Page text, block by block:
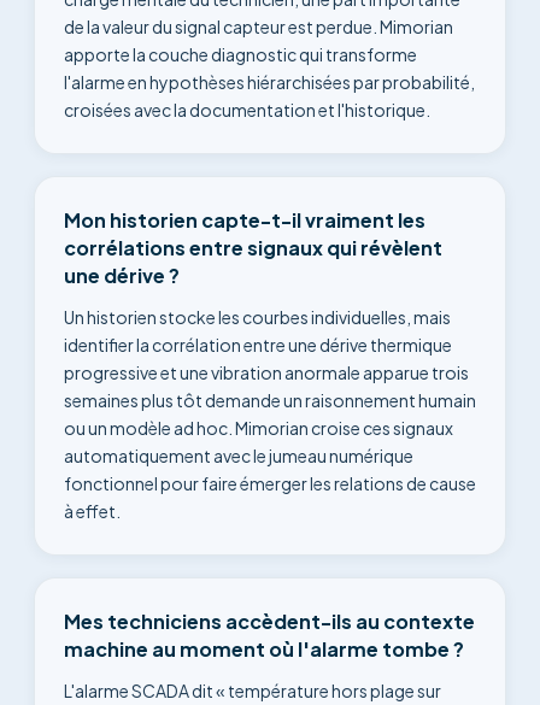
de la valeur du signal capteur est perdue. Mimorian
apporte la couche diagnostic qui transforme
l'alarme en hypothèses hiérarchisées par probabilité,
croisées avec la documentation et l'historique.
Mon historien capte-t-il vraiment les
corrélations entre signaux qui révèlent
une dérive ?
Un historien stocke les courbes individuelles, mais
identifier la corrélation entre une dérive thermique
progressive et une vibration anormale apparue trois
semaines plus tôt demande un raisonnement humain
ou un modèle ad hoc. Mimorian croise ces signaux
automatiquement avec le jumeau numérique
fonctionnel pour faire émerger les relations de cause
à effet.
Mes techniciens accèdent-ils au contexte
machine au moment où l'alarme tombe ?
L'alarme SCADA dit « température hors plage sur